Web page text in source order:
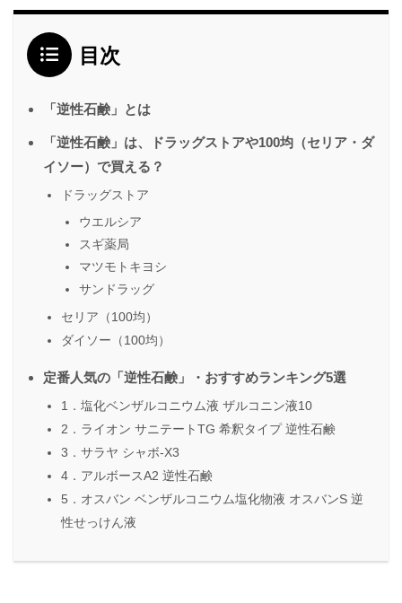
目次
「逆性石鹸」とは
「逆性石鹸」は、ドラッグストアや100均（セリア・ダ
イソー）で買える？
ドラッグストア
ウエルシア
スギ薬局
マツモトキヨシ
サンドラッグ
セリア（100均）
ダイソー（100均）
定番人気の「逆性石鹸」・おすすめランキング5選
1．塩化ベンザルコニウム液 ザルコニン液10
2．ライオン サニテートTG 希釈タイプ 逆性石鹸
3．サラヤ シャボ-X3
4．アルボースA2 逆性石鹸
5．オスバン ベンザルコニウム塩化物液 オスバンS 逆
性せっけん液